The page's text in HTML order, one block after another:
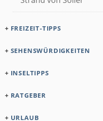
+ FREIZEIT-TIPPS
+ SEHENSWÜRDIGKEITEN
+ INSELTIPPS
+ RATGEBER
+ URLAUB